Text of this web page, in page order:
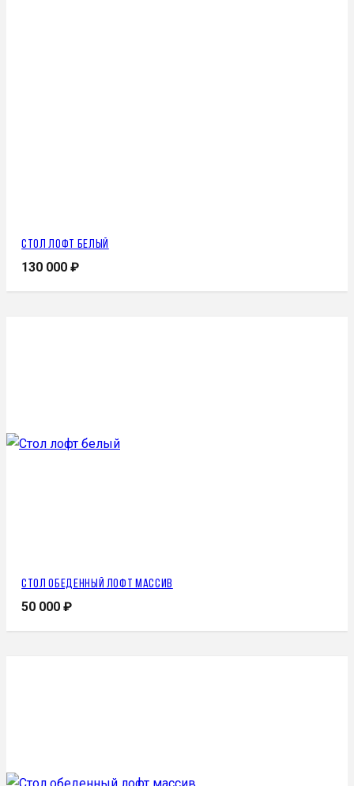
Стол лофт белый
130 000₽
Стол обеденный лофт массив
50 000₽